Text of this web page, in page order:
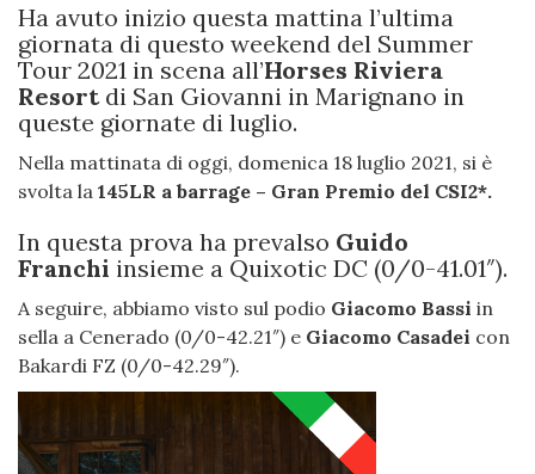
Ha avuto inizio questa mattina l’ultima
giornata di questo weekend del Summer
Tour 2021 in scena all’Horses Riviera
Resortdi San Giovanni in Marignano in
queste giornate di luglio.
Nella mattinata di oggi, domenica 18 luglio 2021, si è
svolta la 145LR a barrage – Gran Premio del CSI2*.
In questa prova ha prevalso Guido
Franchi insieme a Quixotic DC (0/0-41.01″).
A seguire, abbiamo visto sul podio Giacomo Bassi in
sella a Cenerado (0/0-42.21″) e Giacomo Casadei con
Bakardi FZ (0/0-42.29″).